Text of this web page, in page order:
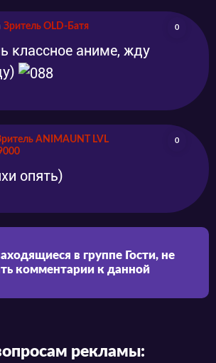
Зритель OLD-Батя 0
классное аниме, жду
ANIMAUNT LVL
0
опять)
в группе Гости, не
комментарии к данной
рекламы: